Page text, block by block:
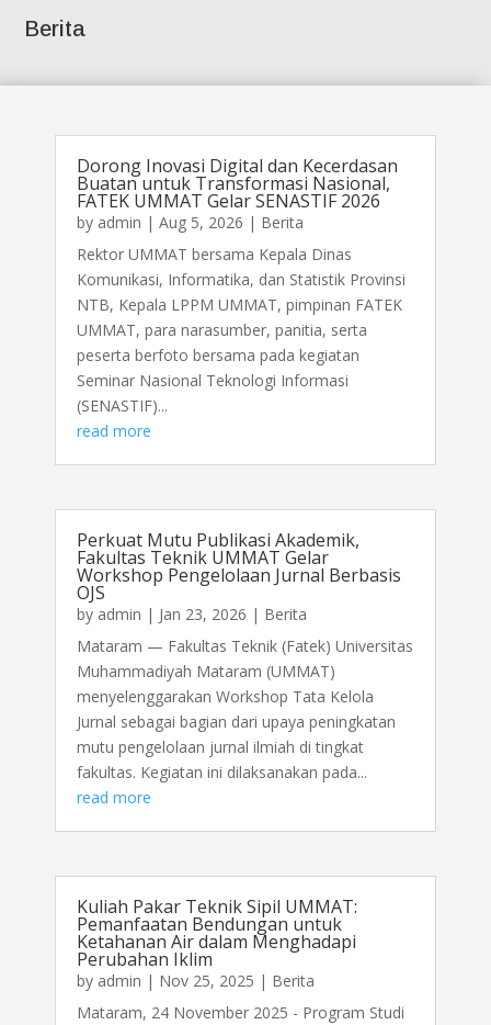
Berita
Dorong Inovasi Digital dan Kecerdasan
Buatan untuk Transformasi Nasional,
FATEK UMMAT Gelar SENASTIF 2026
by admin | Aug 5, 2026 | Berita
Rektor UMMAT bersama Kepala Dinas
Komunikasi, Informatika, dan Statistik Provinsi
NTB, Kepala LPPM UMMAT, pimpinan FATEK
UMMAT, para narasumber, panitia, serta
peserta berfoto bersama pada kegiatan
Seminar Nasional Teknologi Informasi
(SENASTIF)...
read more
Perkuat Mutu Publikasi Akademik,
Fakultas Teknik UMMAT Gelar
Workshop Pengelolaan Jurnal Berbasis
OJS
by admin | Jan 23, 2026 | Berita
Mataram — Fakultas Teknik (Fatek) Universitas
Muhammadiyah Mataram (UMMAT)
menyelenggarakan Workshop Tata Kelola
Jurnal sebagai bagian dari upaya peningkatan
mutu pengelolaan jurnal ilmiah di tingkat
fakultas. Kegiatan ini dilaksanakan pada...
read more
Kuliah Pakar Teknik Sipil UMMAT:
Pemanfaatan Bendungan untuk
Ketahanan Air dalam Menghadapi
Perubahan Iklim
by admin | Nov 25, 2025 | Berita
Mataram, 24 November 2025 - Program Studi